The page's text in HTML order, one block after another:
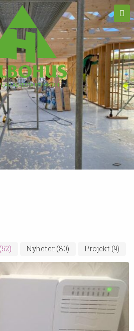
(52) Nyheter (80) Projekt (9)